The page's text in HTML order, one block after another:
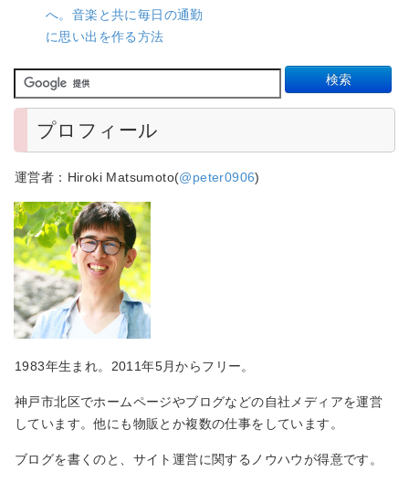
へ。音楽と共に毎日の通勤
に思い出を作る方法
プロフィール
運営者：Hiroki Matsumoto(@peter0906)
1983年生まれ。2011年5月からフリー。
神戸市北区でホームページやブログなどの自社メディアを運営
しています。他にも物販とか複数の仕事をしています。
ブログを書くのと、サイト運営に関するノウハウが得意です。